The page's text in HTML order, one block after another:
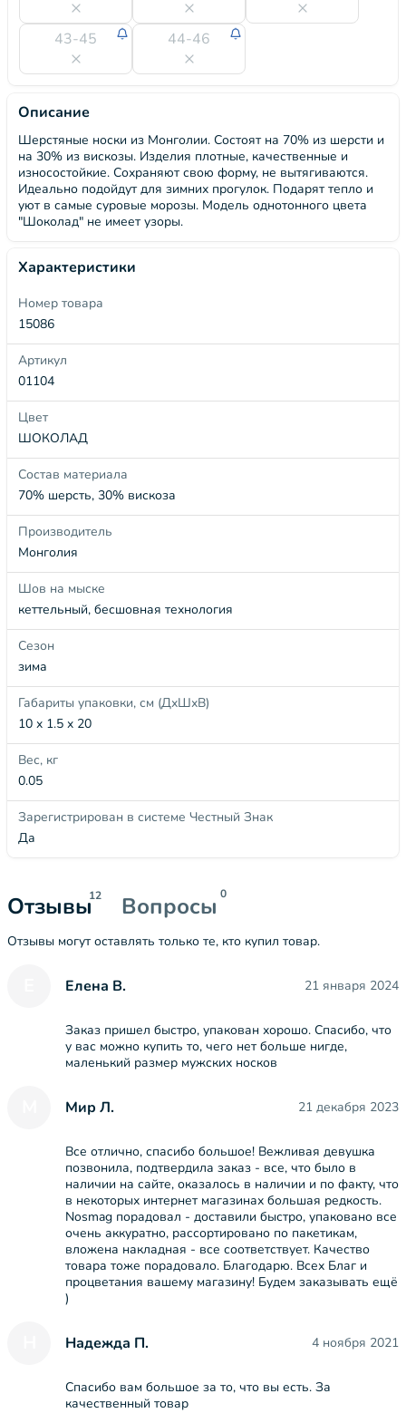
43-45 44-46
Описание
Шерстяные носки из Монголии. Состоят на 70% из шерсти и
на 30% из вискозы. Изделия плотные, качественные и
износостойкие. Сохраняют свою форму, не вытягиваются.
Идеально подойдут для зимних прогулок. Подарят тепло и
уют в самые суровые морозы. Модель однотонного цвета
"Шоколад" не имеет узоры.
Характеристики
Номер товара
15086
Артикул
01104
Цвет
ШОКОЛАД
Состав материала
70% шерсть, 30% вискоза
Производитель
Монголия
Шов на мыске
кеттельный, бесшовная технология
Сезон
зима
Габариты упаковки, см (ДхШхВ)
10 x 1.5 x 20
Вес, кг
0.05
Зарегистрирован в системе Честный Знак
Да
Отзывы12 Вопросы 0
Отзывы могут оставлять только те, кто купил товар.
Елена В. 21 января 2024
Заказ пришел быстро, упакован хорошо. Спасибо, что
у вас можно купить то, чего нет больше нигде,
маленький размер мужских носков
Мир Л. 21 декабря 2023
Все отлично, спасибо большое! Вежливая девушка
позвонила, подтвердила заказ - все, что было в
наличии на сайте, оказалось в наличии и по факту, что
в некоторых интернет магазинах большая редкость.
Nosmag порадовал - доставили быстро, упаковано все
очень аккуратно, рассортировано по пакетикам,
вложена накладная - все соответствует. Качество
товара тоже порадовало. Благодарю. Всех Благ и
процветания вашему магазину! Будем заказывать ещё
)
Надежда П. 4 ноября 2021
Спасибо вам большое за то, что вы есть. За
качественный товар